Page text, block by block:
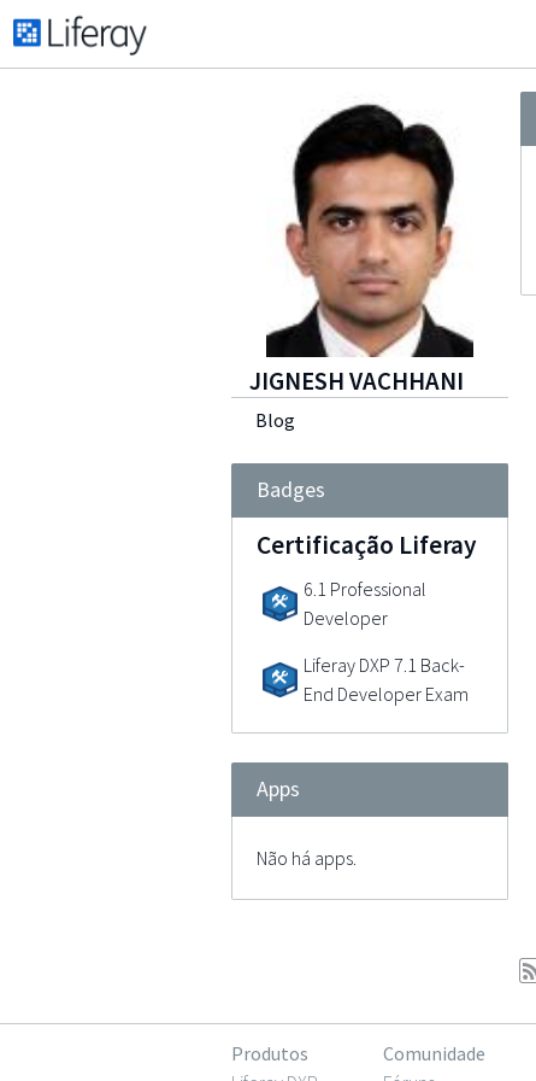
JIGNESH VACHHANI
Blog
Badges
Certificação Liferay
6.1 Professional
Developer
Liferay DXP 7.1 Back-
End Developer Exam
Apps
Não há apps.
Produtos
Comunidade